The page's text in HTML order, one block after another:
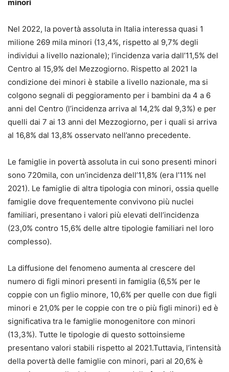
minori
Nel 2022, la povertà assoluta in Italia interessa quasi 1
milione 269 mila minori (13,4%, rispetto al 9,7% degli
individui a livello nazionale); l’incidenza varia dall’11,5% del
Centro al 15,9% del Mezzogiorno. Rispetto al 2021 la
condizione dei minori è stabile a livello nazionale, ma si
colgono segnali di peggioramento per i bambini da 4 a 6
anni del Centro (l’incidenza arriva al 14,2% dal 9,3%) e per
quelli dai 7 ai 13 anni del Mezzogiorno, per i quali si arriva
al 16,8% dal 13,8% osservato nell’anno precedente.
Le famiglie in povertà assoluta in cui sono presenti minori
sono 720mila, con un’incidenza dell’11,8% (era l’11% nel
2021). Le famiglie di altra tipologia con minori, ossia quelle
famiglie dove frequentemente convivono più nuclei
familiari, presentano i valori più elevati dell’incidenza
(23,0% contro 15,6% delle altre tipologie familiari nel loro
complesso).
La diffusione del fenomeno aumenta al crescere del
numero di figli minori presenti in famiglia (6,5% per le
coppie con un figlio minore, 10,6% per quelle con due figli
minori e 21,0% per le coppie con tre o più figli minori) ed è
significativa tra le famiglie monogenitore con minori
(13,3%). Tutte le tipologie di questo sottoinsieme
presentano valori stabili rispetto al 2021.Tuttavia, l’intensità
della povertà delle famiglie con minori, pari al 20,6% è